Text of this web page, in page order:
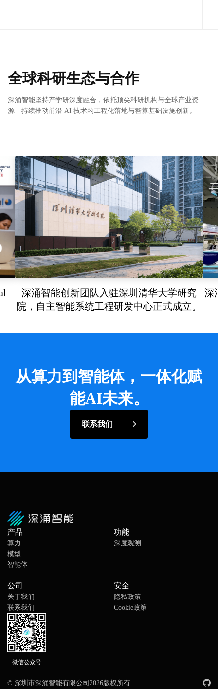
全球科研生态与合作
深涌智能坚持产学研深度融合，依托顶尖科研机构与全球产业资
源，持续推动前沿 AI 技术的工程化落地与智算基础设施创新。
深涌智能创新团队入驻深圳清华大学研究
院，自主智能系统工程研发中心正式成立。
深
从算力到智能体，一体化赋
能AI未来。
联系我们
产品
算力
模型
智能体
功能
深度观测
公司
关于我们
联系我们
安全
隐私政策
Cookie政策
微信公众号
© 深圳市深涌智能有限公司2026版权所有